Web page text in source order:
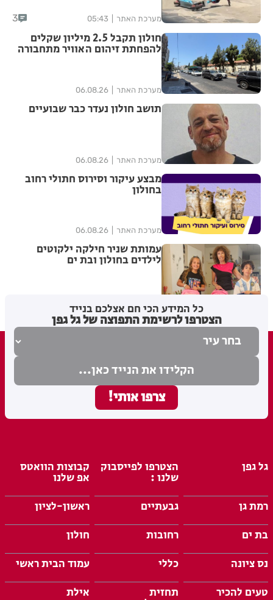
מערכת האתר 05:43
3
חולון תקבל 2.5 מיליון שקלים
להפחתת זיהום האוויר מתחבורה
מערכת האתר 06.08.26
תושב חולון נעדר כבר שבועיים
מערכת האתר 06.08.26
מבצע עיקור וסירוס חתולי רחוב
בחולון
מערכת האתר 06.08.26
עמותת שניר חילקה ילקוטים
לילדים בחולון ובת ים
כל המידע הכי חם אצלכם בנייד
הצטרפו לרשימת התפוצה של גל גפן
גל גפן הצטרפו לפייסבוק
שלנו :
קבוצות הוואטס
אפ שלנו
רמת גן
גבעתיים
ראשון-לציון
בת ים
רחובות
חולון
נס ציונה
כללי
עמוד הבית ראשי
טעים להכיר
תחזית אילת